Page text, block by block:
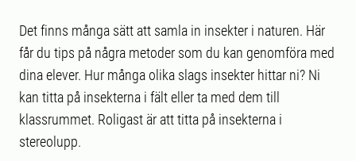
Det finns många sätt att samla in insekter i naturen. Här
får du tips på några metoder som du kan genomföra med
dina elever. Hur många olika slags insekter hittar ni? Ni
kan titta på insekterna i fält eller ta med dem till
klassrummet. Roligast är att titta på insekterna i
stereolupp.